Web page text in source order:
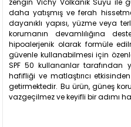
zengin Vichy Volkanik Suyu ile
daha yatışmış ve ferah
dayanıklı yapısı, yüzme veya
korumanın devamlılığına
hipoalerjenik olarak formüle
güvenle kullanabilmesi için
SPF 50 kullananlar tarafından
hafifliği ve matlaştırıcı
getirmektedir. Bu ürün, güneş
vazgeçilmez ve keyifli bir adımı